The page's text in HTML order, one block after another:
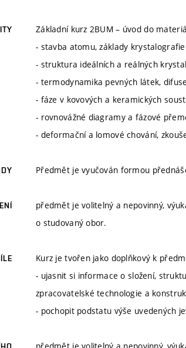
Základní kurz 2BUM – úvod do
- stavba atomu, základy krystalografie
- struktura ideálních a reálných
- termodynamika pevných látek,
- fáze v kovových a keramických
- rovnovážné diagramy a fázové
- deformační a lomové chování,
Předmět je vyučován formou
předmět je volitelný a nepovinný,
o studovaný obor.
Kurz je tvořen jako doplňkový k
- ujasnit si informace o složení,
zpracovatelské technologie a
- pochopit podstatu výše uvedených